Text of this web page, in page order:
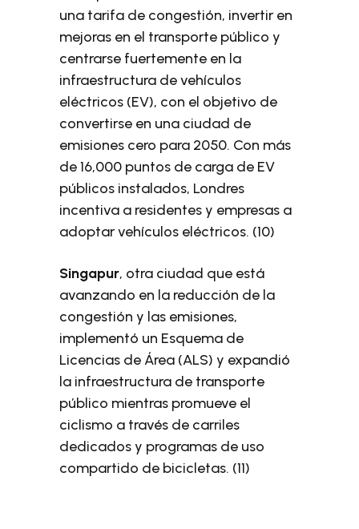
una tarifa de congestión, invertir en
mejoras en el transporte público y
centrarse fuertemente en la
infraestructura de vehículos
eléctricos (EV), con el objetivo de
convertirse en una ciudad de
emisiones cero para 2050. Con más
de 16,000 puntos de carga de EV
públicos instalados, Londres
incentiva a residentes y empresas a
adoptar vehículos eléctricos. (10)
Singapur, otra ciudad que está
avanzando en la reducción de la
congestión y las emisiones,
implementó un Esquema de
Licencias de Área (ALS) y expandió
la infraestructura de transporte
público mientras promueve el
ciclismo a través de carriles
dedicados y programas de uso
compartido de bicicletas. (11)